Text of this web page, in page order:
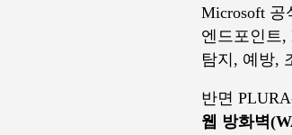
Microsoft 공
엔드포인트,
탐지, 예방,
반면
웹 방화벽